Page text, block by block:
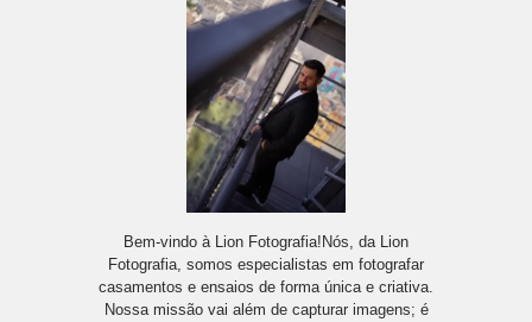
Bem-vindo à Lion Fotografia!Nós, da Lion
Fotografia, somos especialistas em fotografar
casamentos e ensaios de forma única e criativa.
Nossa missão vai além de capturar imagens; é